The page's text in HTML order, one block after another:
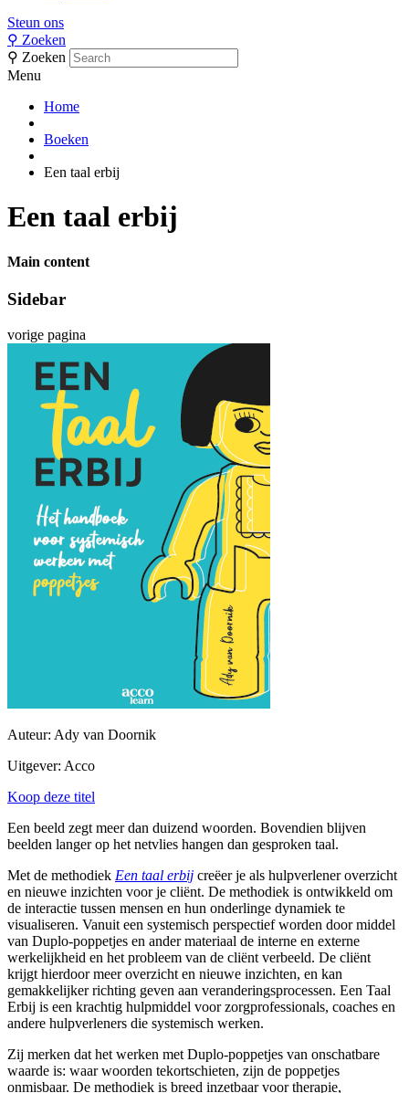
Steun ons
⚲ Zoeken
⚲ Zoeken
Menu
Home
Boeken
Een taal erbij
Een taal erbij
Main content
Sidebar
vorige pagina
Auteur: Ady van Doornik
Uitgever: Acco
Koop deze titel
Een beeld zegt meer dan duizend woorden. Bovendien blijven
beelden langer op het netvlies hangen dan gesproken taal.
Met de methodiek Een taal erbij creëer je als hulpverlener overzicht
en nieuwe inzichten voor je cliënt. De methodiek is ontwikkeld om
de interactie tussen mensen en hun onderlinge dynamiek te
visualiseren. Vanuit een systemisch perspectief worden door middel
van Duplo-poppetjes en ander materiaal de interne en externe
werkelijkheid en het probleem van de cliënt verbeeld. De cliënt
krijgt hierdoor meer overzicht en nieuwe inzichten, en kan
gemakkelijker richting geven aan veranderingsprocessen. Een Taal
Erbij is een krachtig hulpmiddel voor zorgprofessionals, coaches en
andere hulpverleners die systemisch werken.
Zij merken dat het werken met Duplo-poppetjes van onschatbare
waarde is: waar woorden tekortschieten, zijn de poppetjes
onmisbaar. De methodiek is breed inzetbaar voor therapie,